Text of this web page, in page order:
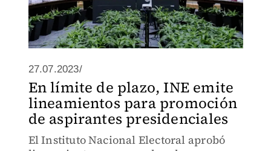
27.07.2023/
En límite de plazo, INE emite
lineamientos para promoción
de aspirantes presidenciales
El Instituto Nacional Electoral aprobó